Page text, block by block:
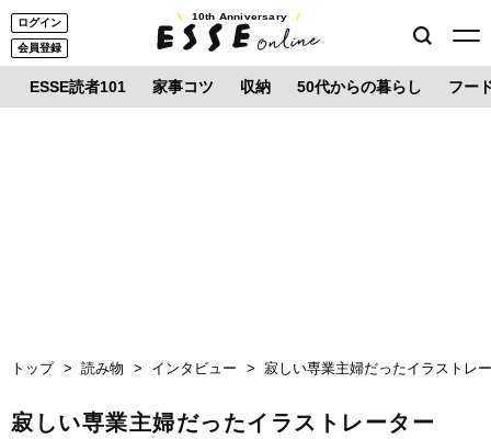
ログイン
会員登録
10th Anniversary
ESSE読者101 家事コツ 収納 50代からの暮らし フー
トップ 読み物 インタビュー 寂しい専業主婦だったイラストレ
寂しい専業主婦だったイラストレーター